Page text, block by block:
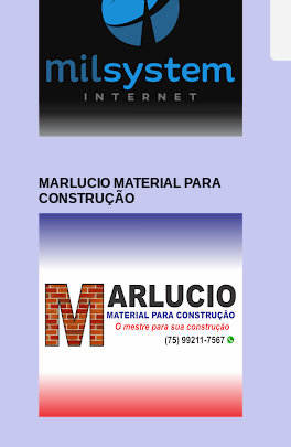
MARLUCIO MATERIAL PARA
CONSTRUÇÃO